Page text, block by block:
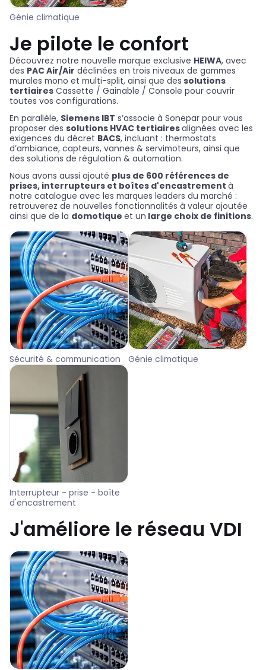
Génie climatique
Je pilote le confort
Découvrez notre nouvelle marque exclusive HEIWA, avec
des PAC Air/Air déclinées en trois niveaux de gammes
murales mono et multi-split, ainsi que des solutions
tertiaires Cassette / Gainable / Console pour couvrir
toutes vos configurations.
En parallèle, Siemens IBT s’associe à Sonepar pour vous
proposer des solutions HVAC tertiairesalignées avec les
exigences du décret BACS, incluant : thermostats
d’ambiance, capteurs, vannes & servimoteurs, ainsi que
des solutions de régulation & automation.
Nous avons aussi ajouté plus de 600 références de
prises, interrupteurs et boîtes d'encastrement à
notre catalogue avec les marques leaders du marché :
retrouverez de nouvelles fonctionnalités à valeur ajoutée
ainsi que de la domotique et un large choix de finitions.
Sécurité & communication Génie climatique
Interrupteur - prise - boîte
d'encastrement
J'améliore le réseau VDI